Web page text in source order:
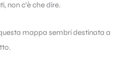
non c’è che dire.
mappa sembri destinata a